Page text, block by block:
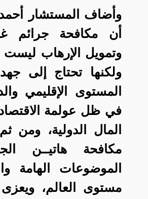
وأضاف المستشار
أن مكافحة جرائم
وتمويل الإرهاب ليست
ولكنها تحتاج إلى
المستوى الإقليمي
في ظل عولمة
المال الدولية، ومن
مكافحة هاتيــن
الموضوعات الهامة
مستوى العالم، ويعزى